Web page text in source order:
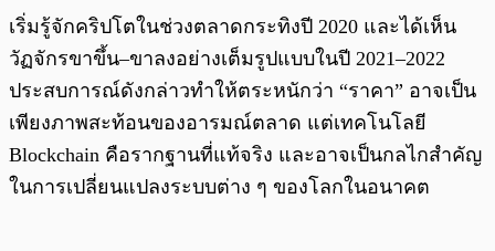
เริ่มรู้จักคริปโตในช่วงตลาดกระทิงปี 2020 และได้เห็น
วัฏจักรขาขึ้น–ขาลงอย่างเต็มรูปแบบในปี 2021–2022
ประสบการณ์ดังกล่าวทำให้ตระหนักว่า “ราคา” อาจเป็น
เพียงภาพสะท้อนของอารมณ์ตลาด แต่เทคโนโลยี
Blockchain คือรากฐานที่แท้จริง และอาจเป็นกลไกสำคัญ
ในการเปลี่ยนแปลงระบบต่าง ๆ ของโลกในอนาคต